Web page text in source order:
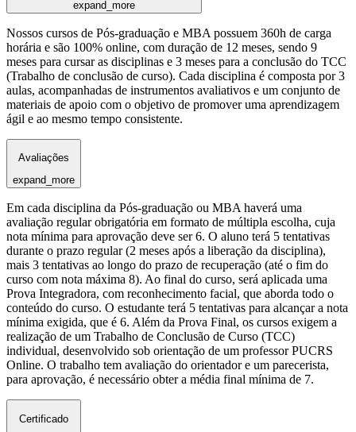
expand_more
Nossos cursos de Pós-graduação e MBA possuem 360h de carga
horária e são 100% online, com duração de 12 meses, sendo 9
meses para cursar as disciplinas e 3 meses para a conclusão do TCC
(Trabalho de conclusão de curso). Cada disciplina é composta por 3
aulas, acompanhadas de instrumentos avaliativos e um conjunto de
materiais de apoio com o objetivo de promover uma aprendizagem
ágil e ao mesmo tempo consistente.
Avaliações
expand_more
Em cada disciplina da Pós-graduação ou MBA haverá uma
avaliação regular obrigatória em formato de múltipla escolha, cuja
nota mínima para aprovação deve ser 6. O aluno terá 5 tentativas
durante o prazo regular (2 meses após a liberação da disciplina),
mais 3 tentativas ao longo do prazo de recuperação (até o fim do
curso com nota máxima 8). Ao final do curso, será aplicada uma
Prova Integradora, com reconhecimento facial, que aborda todo o
conteúdo do curso. O estudante terá 5 tentativas para alcançar a nota
mínima exigida, que é 6. Além da Prova Final, os cursos exigem a
realização de um Trabalho de Conclusão de Curso (TCC)
individual, desenvolvido sob orientação de um professor PUCRS
Online. O trabalho tem avaliação do orientador e um parecerista,
para aprovação, é necessário obter a média final mínima de 7.
Certificado